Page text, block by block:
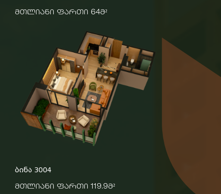
მთლიანი ფართი 64მ²
ბინა 3004
მთლიანი ფართი 119.9მ²